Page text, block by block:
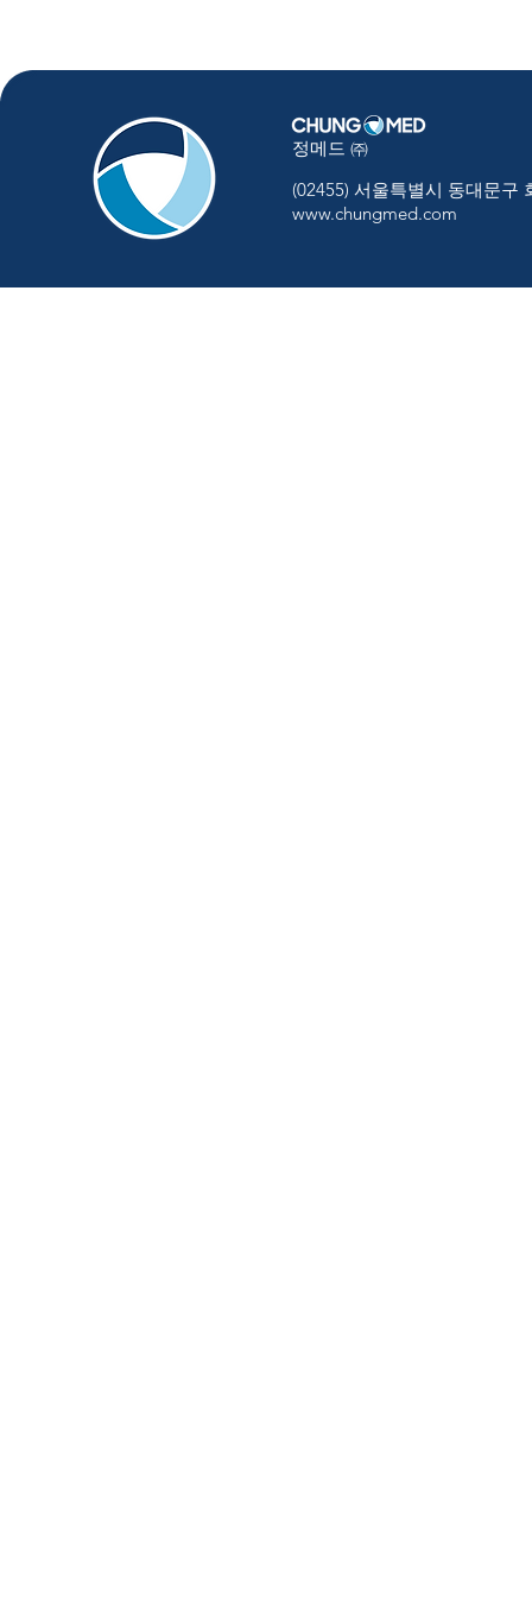
정메드 ㈜
(02455) 서울특별시 동대문구
www.chungmed.com